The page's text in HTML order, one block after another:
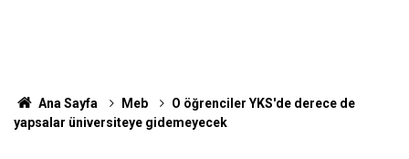
Ana Sayfa Meb
O öğrenciler YKS'de derece de
yapsalar üniversiteye gidemeyecek